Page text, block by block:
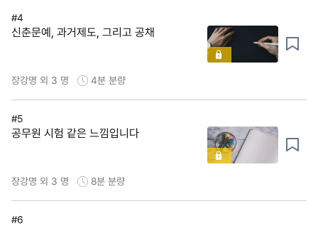
#4
신춘문예, 과거제도, 그리고 공채
장강명 외 3 명 4분 분량
#5
공무원 시험 같은 느낌입니다
장강명 외 3 명 8분 분량
#6